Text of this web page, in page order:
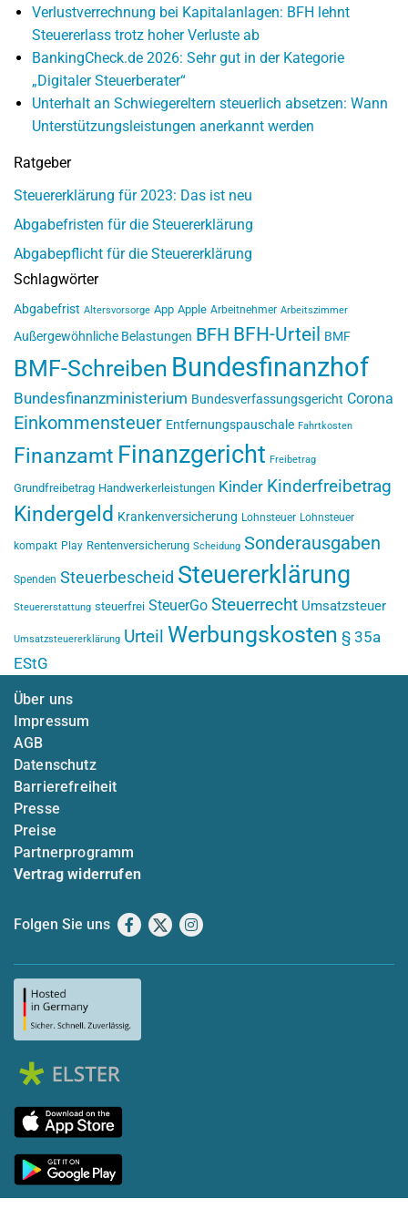
Verlustverrechnung bei Kapitalanlagen: BFH lehnt
Steuererlass trotz hoher Verluste ab
BankingCheck.de 2026: Sehr gut in der Kategorie
„Digitaler Steuerberater“
Unterhalt an Schwiegereltern steuerlich absetzen: Wann
Unterstützungsleistungen anerkannt werden
Ratgeber
Steuererklärung für 2023: Das ist neu
Abgabefristen für die Steuererklärung
Abgabepflicht für die Steuererklärung
Schlagwörter
Abgabefrist Altersvorsorge App Apple Arbeitnehmer Arbeitszimmer
Außergewöhnliche Belastungen BFH BFH-Urteil BMF
BMF-Schreiben Bundesfinanzhof
Bundesfinanzministerium Bundesverfassungsgericht Corona
Einkommensteuer Entfernungspauschale Fahrtkosten
Finanzamt Finanzgericht Freibetrag
Grundfreibetrag Handwerkerleistungen Kinder Kinderfreibetrag
Kindergeld Krankenversicherung Lohnsteuer Lohnsteuer
kompakt Play Rentenversicherung Scheidung Sonderausgaben
Spenden Steuerbescheid Steuererklärung
Steuererstattung steuerfrei SteuerGo Steuerrecht Umsatzsteuer
Umsatzsteuererklärung Urteil Werbungskosten § 35a
EStG
Über uns
Impressum
AGB
Datenschutz
Barrierefreiheit
Presse
Preise
Partnerprogramm
Vertrag widerrufen
Folgen Sie uns Facebook
X Instagram